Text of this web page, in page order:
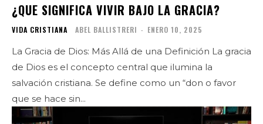
¿QUE SIGNIFICA VIVIR BAJO LA GRACIA?
VIDA CRISTIANA ABEL BALLISTRERI - ENERO 10, 2025
La Gracia de Dios: Más Allá de una Definición La gracia
de Dios es el concepto central que ilumina la
salvación cristiana. Se define como un “don o favor
que se hace sin...